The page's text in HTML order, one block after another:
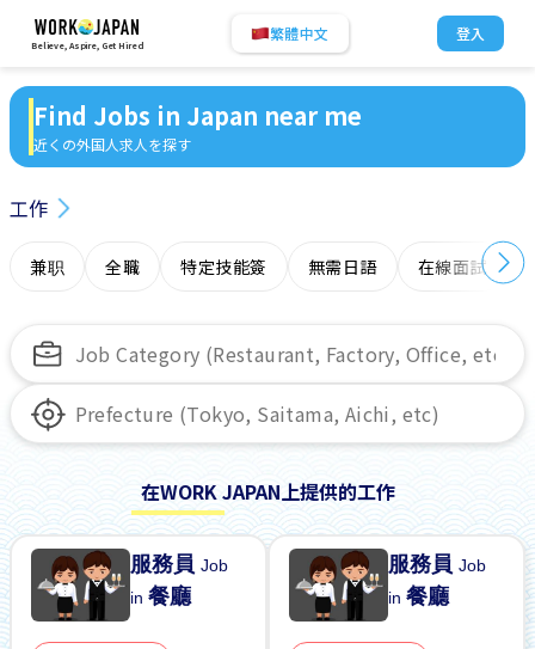
Believe, Aspire, Get Hired
繁體中文 登入
Find Jobs in Japan near me
近くの外国人求人を探す
工作
兼职 全職 特定技能簽 無需日語 在線面試
在WORK JAPAN上提供的工作
服務員Job
in餐廳
服務員Job
in餐廳